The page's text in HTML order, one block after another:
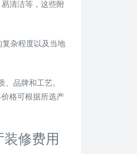
清洁等，这些附
杂程度以及当地
品牌和工艺。
格可根据所选产
修费用